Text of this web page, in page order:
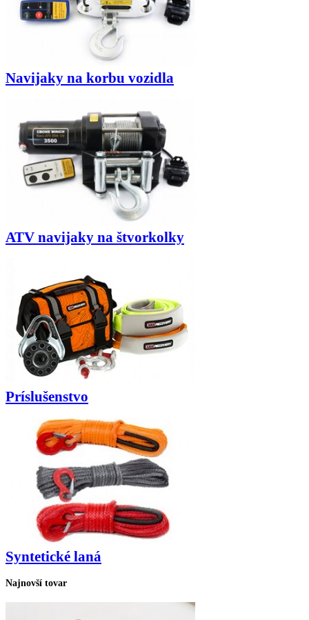
Navijaky na korbu vozidla
ATV navijaky na štvorkolky
Príslušenstvo
Syntetické laná
Najnovší tovar